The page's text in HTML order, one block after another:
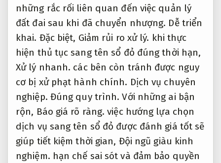
những rắc rối liên quan đến việc quản lý
đất đai sau khi đã chuyển nhượng. Dễ triển
khai. Đặc biệt, Giảm rủi ro xử lý. khi thực
hiện thủ tục sang tên sổ đỏ đúng thời hạn,
Xử lý nhanh. các bên còn tránh được nguy
cơ bị xử phạt hành chính. Dịch vụ chuyên
nghiệp. Đúng quy trình. Với những ai bận
rộn, Báo giá rõ ràng. việc hướng lựa chọn
dịch vụ sang tên sổ đỏ được đánh giá tốt sẽ
giúp tiết kiệm thời gian, Đội ngũ giàu kinh
nghiệm. hạn chế sai sót và đảm bảo quyền